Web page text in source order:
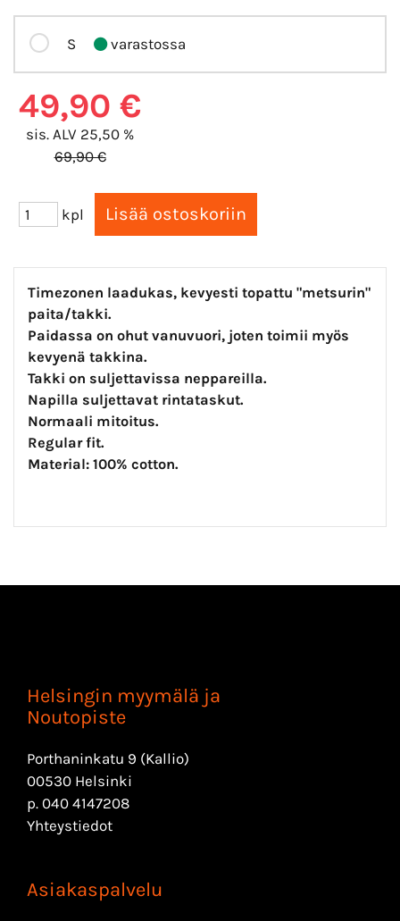
S varastossa
49,90 €
sis. ALV 25,50 %
69,90 €
kpl
Timezonen laadukas, kevyesti topattu "metsurin"
paita/takki.
Paidassa on ohut vanuvuori, joten toimii myös
kevyenä takkina.
Takki on suljettavissa neppareilla.
Napilla suljettavat rintataskut.
Normaali mitoitus.
Regular fit.
Material: 100% cotton.
Helsingin myymälä ja
Noutopiste
Porthaninkatu 9 (Kallio)
00530 Helsinki
p. 040 4147208
Yhteystiedot
Asiakaspalvelu